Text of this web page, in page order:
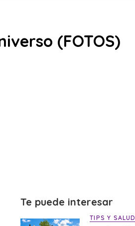
(FOTOS)
Te puede interesar
TIPS Y SALUD